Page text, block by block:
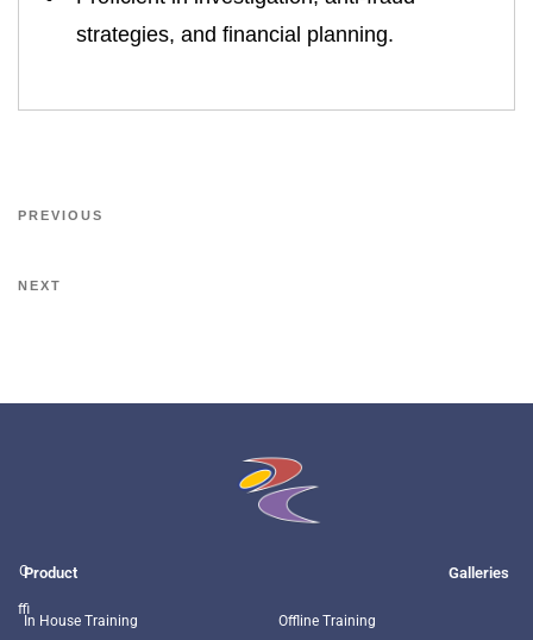
strategies, and financial planning. ​
PREVIOUS
NEXT
O
ffi
Product
In House Training
Galleries
Offline Training